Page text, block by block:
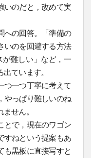
いのだと，改めて実
への回答。「準備の
いのを回避する方法
難しい」など，一
ています。
一つ丁寧に考えて
やっぱり難しいのね
せん。
とで，現在のワゴン
すねという提案もあ
も黒板に直接写すと